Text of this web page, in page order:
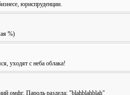
юриспруденции.
%)
уходят с неба облака!
омфг. Пароль раздела: "blahblahblah"